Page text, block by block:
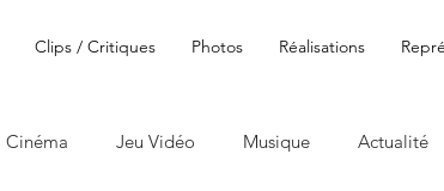
Clips / Critiques Photos Réalisations
Cinéma Jeu Vidéo Musique Actualité